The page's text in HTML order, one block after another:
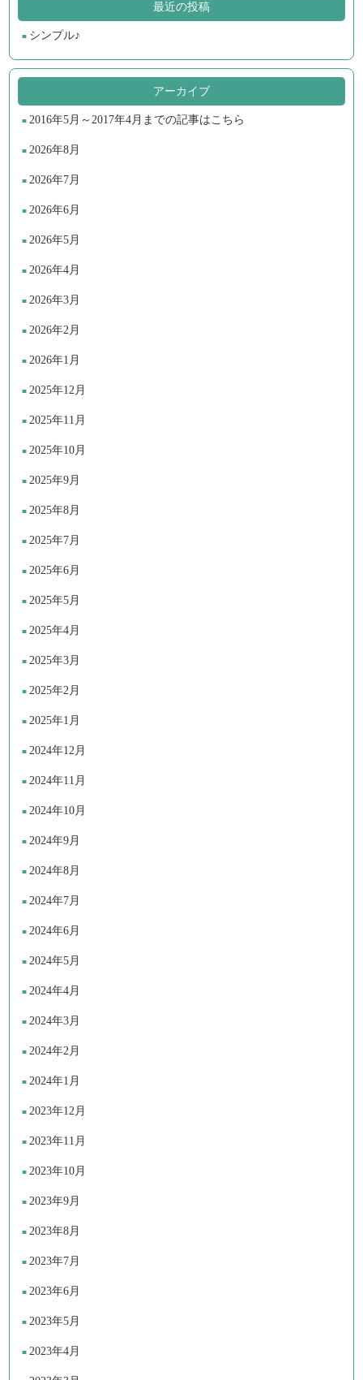
最近の投稿
シンプル♪
アーカイブ
2016年5月～2017年4月までの記事はこちら
2026年8月
2026年7月
2026年6月
2026年5月
2026年4月
2026年3月
2026年2月
2026年1月
2025年12月
2025年11月
2025年10月
2025年9月
2025年8月
2025年7月
2025年6月
2025年5月
2025年4月
2025年3月
2025年2月
2025年1月
2024年12月
2024年11月
2024年10月
2024年9月
2024年8月
2024年7月
2024年6月
2024年5月
2024年4月
2024年3月
2024年2月
2024年1月
2023年12月
2023年11月
2023年10月
2023年9月
2023年8月
2023年7月
2023年6月
2023年5月
2023年4月